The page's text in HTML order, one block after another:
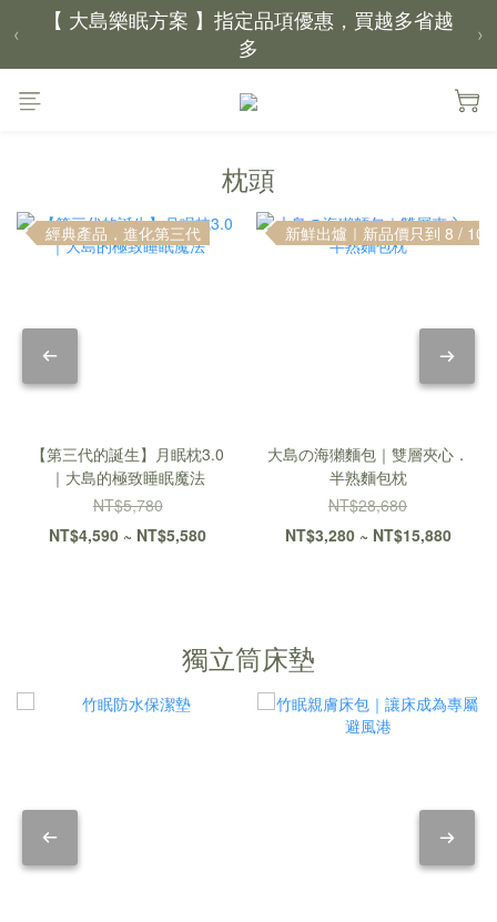
【 大島樂眠方案 】指定品項優惠，買越多省越
多
【新家入厝禮】新家起點，送上祝福
【 涼感家族 】天氣越熱，優惠越多
父親節｜靠山計劃，最高折 $2,500
倒數 3天01小時52分鐘10秒
‹ ›
枕頭
經典產品，進化第三代
【第三代的誕生】月眠枕3.0
｜大島的極致睡眠魔法
NT$5,780
NT$4,590 ~ NT$5,580
新鮮出爐｜新品價只到 8 / 10
大島の海獺麵包｜雙層夾心．
半熟麵包枕
NT$28,680
NT$3,280 ~ NT$15,880
獨立筒床墊